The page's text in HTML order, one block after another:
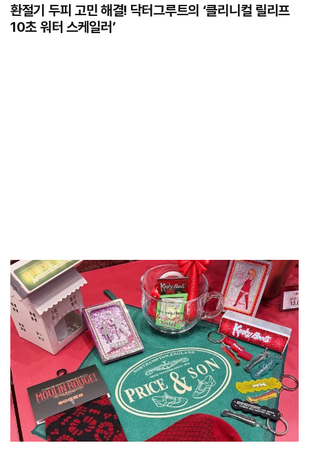
환절기 두피 고민 해결! 닥터그루트의 ‘클리니컬 릴리프
10초 워터 스케일러’